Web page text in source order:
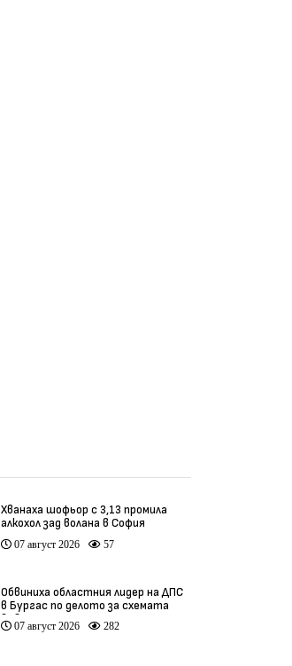
Хванаха шофьор с 3,13 промила
алкохол зад волана в София
07 август 2026 57
Обвиниха областния лидер на ДПС
в Бургас по делото за схемата
във ВиК
07 август 2026 282